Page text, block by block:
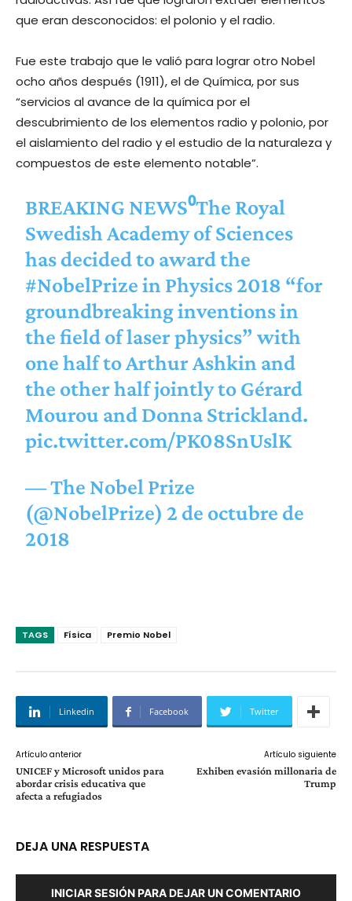
que eran desconocidos: el polonio y el radio.
Fue este trabajo que le valió para lograr otro Nobel
ocho años después (1911), el de Química, por sus
“servicios al avance de la química por el
descubrimiento de los elementos radio y polonio, por
el aislamiento del radio y el estudio de la naturaleza y
compuestos de este elemento notable”.
BREAKING NEWS⁰The Royal
Swedish Academy of Sciences
has decided to award the
#NobelPrizein Physics 2018 “for
groundbreaking inventions in
the field of laser physics” with
one half to Arthur Ashkin and
the other half jointly to Gérard
Mourou and Donna Strickland.
pic.twitter.com/PK08SnUslK
— The Nobel Prize
(@NobelPrize)2 de octubre de
2018
TAGS Física Premio Nobel
Linkedin Facebook Twitter
Artículo anterior
UNICEF y Microsoft unidos para
abordar crisis educativa que
afecta a refugiados
Artículo siguiente
Exhiben evasión millonaria de
Trump
DEJA UNA RESPUESTA
INICIAR SESIÓN PARA DEJAR UN COMENTARIO